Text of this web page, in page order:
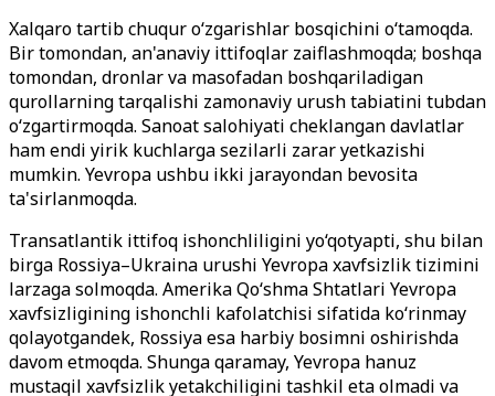
Xalqaro tartib chuqur o‘zgarishlar bosqichini o‘tamoqda.
Bir tomondan, an'anaviy ittifoqlar zaiflashmoqda; boshqa
tomondan, dronlar va masofadan boshqariladigan
qurollarning tarqalishi zamonaviy urush tabiatini tubdan
o‘zgartirmoqda. Sanoat salohiyati cheklangan davlatlar
ham endi yirik kuchlarga sezilarli zarar yetkazishi
mumkin. Yevropa ushbu ikki jarayondan bevosita
ta'sirlanmoqda.
Transatlantik ittifoq ishonchliligini yo‘qotyapti, shu bilan
birga Rossiya–Ukraina urushi Yevropa xavfsizlik tizimini
larzaga solmoqda. Amerika Qo‘shma Shtatlari Yevropa
xavfsizligining ishonchli kafolatchisi sifatida ko‘rinmay
qolayotgandek, Rossiya esa harbiy bosimni oshirishda
davom etmoqda. Shunga qaramay, Yevropa hanuz
mustaqil xavfsizlik yetakchiligini tashkil eta olmadi va